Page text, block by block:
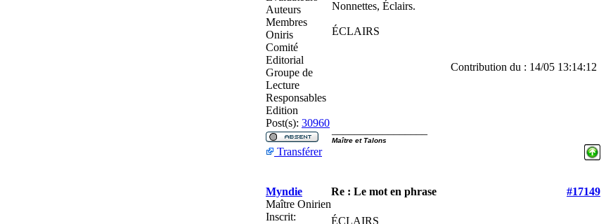
Auteurs
Membres
Oniris
Comité
Editorial
Groupe de
Lecture
Responsables
Edition
Post(s): 30960
Nonnettes, Éclairs.
ÉCLAIRS
Contribution du : 14/05 13:14:12
Maître et Talons
Transférer
Myndie Re : Le mot en phrase
#17149
Maître Onirien
Inscrit:
ÉCLAIRS